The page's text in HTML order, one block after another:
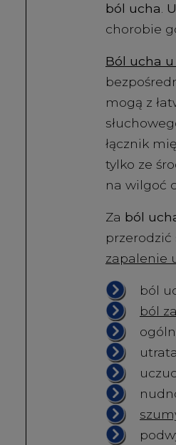
ból ucha
chorobie
Ból ucha
mogą z
łącznik
tylko ze
na wilgoć
Za ból
przerodzić
zapalenie
ból
ból